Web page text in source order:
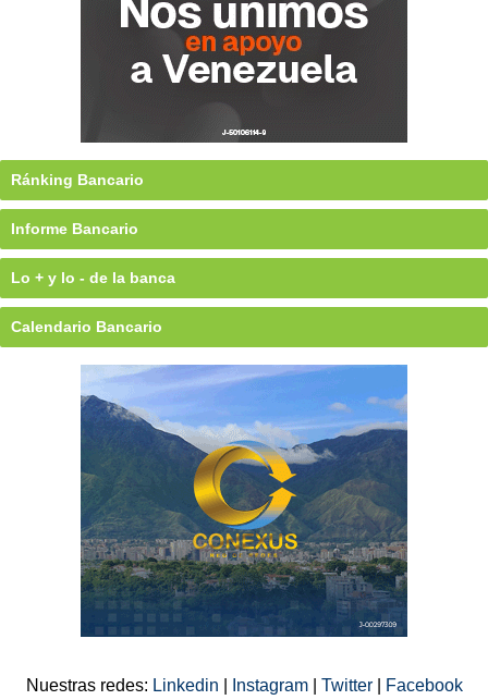
Ránking Bancario
Informe Bancario
Lo + y lo - de la banca
Calendario Bancario
Nuestras redes: Linkedin Instagram Twitter Facebook